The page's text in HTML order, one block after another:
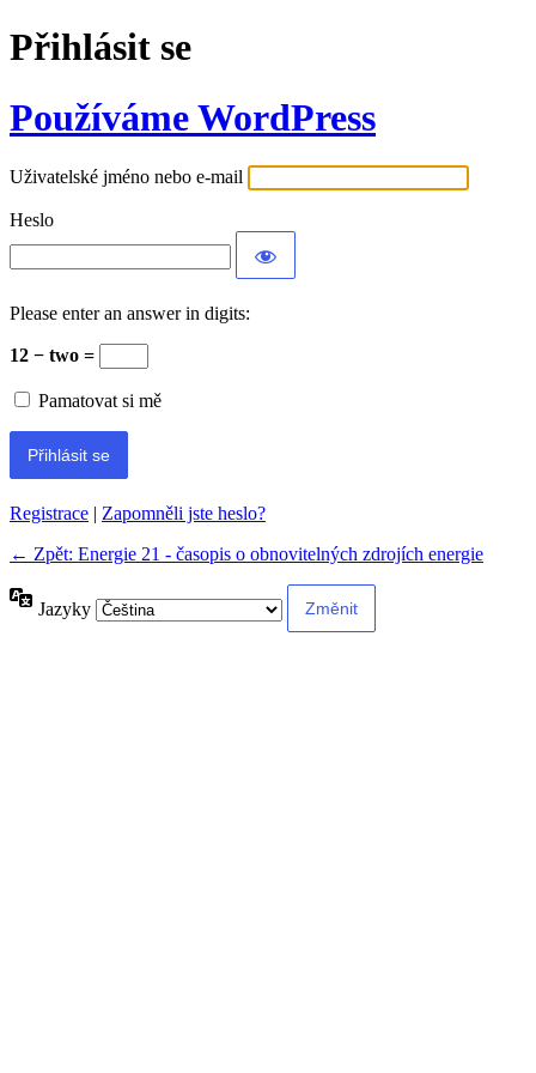
Přihlásit se
Používáme WordPress
Uživatelské jméno nebo e-mail
Heslo
Please enter an answer in digits:
12 − two =
Pamatovat si mě
Registrace | Zapomněli jste heslo?
← Zpět: Energie 21 - časopis o obnovitelných zdrojích energie
Jazyky